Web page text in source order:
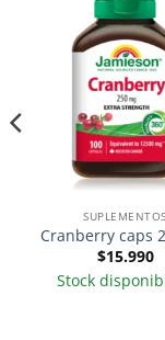
SUPLEMENTOS
Cranberry caps
$15.990
Stock